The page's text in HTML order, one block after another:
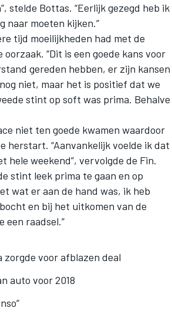
stelde Bottas. “Eerlijk gezegd heb ik
naar moeten kijken.”
tijd moeilijkheden had met de
“Dit is een goede kans voor
gereden hebben, er zijn kansen
niet, maar het is positief dat we
stint op soft was prima. Behalve
niet ten goede kwamen waardoor
herstart. “Aanvankelijk voelde ik dat
weekend”, vervolgde de Fin.
stint leek prima te gaan en op
wat er aan de hand was, ik heb
en bij het uitkomen van de
een raadsel.”
voor afblazen deal
auto voor 2018